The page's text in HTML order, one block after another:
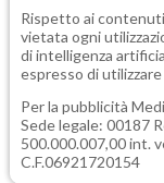
Rispetto ai
vietata ogni
di intelligenza
espresso di
Per la pubblicità
Sede legale: 00187
500.000.007,00 int.
C.F.06921720154